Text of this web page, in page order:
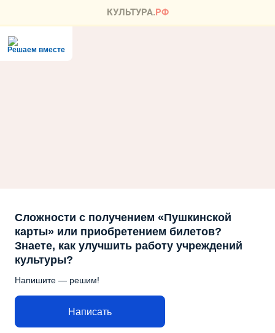
Решаем вместе
Сложности с получением «Пушкинской
карты» или приобретением билетов?
Знаете, как улучшить работу учреждений
культуры?
Напишите — решим!
Написать